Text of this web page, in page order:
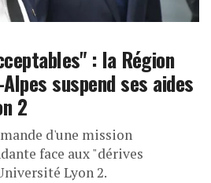
: la Région
suspend ses aides
2
d'une mission
face aux "dérives
Lyon 2.